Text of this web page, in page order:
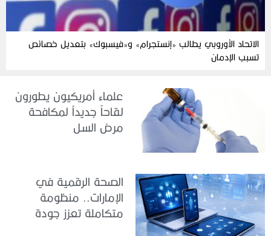
الاتحاد الأوروبي يطالب «إنستجرام» و«فيسبوك» بتعديل خصائص
تسبب الإدمان
علماء أمريكيون يطورون
لقاحاً جديداً لمكافحة
مرض السل
الصحة الرقمية في
الإمارات.. منظومة
متكاملة تعزز جودة